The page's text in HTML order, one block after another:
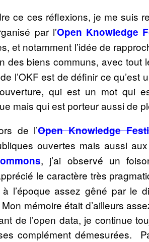
ce ces réflexions, je me suis
par l’Open Knowledge
et notamment l’idée de
des biens communs, avec tout
l’OKFest de définir ce qu’est
qui est un mot qui
mais qui est porteur aussi de
de l’Open Knowledge
ouvertes mais aussi
, j’ai observé un
le caractère très
à l’époque assez gêné par le
mémoire était d’ailleurs
de l’open data, je continue
complément démesurées.